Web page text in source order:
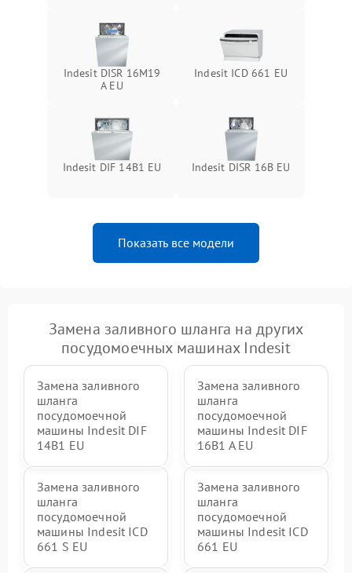
Indesit DISR 16M19
A EU
Indesit ICD 661 EU
Indesit DIF 14B1 EU Indesit DISR 16B EU
Показать все модели
Замена заливного шланга на других
посудомоечных машинах Indesit
Замена заливного
шланга
посудомоечной
машины Indesit DIF
14B1 EU
Замена заливного
шланга
посудомоечной
машины Indesit DIF
16B1 A EU
Замена заливного
шланга
посудомоечной
машины Indesit ICD
661 S EU
Замена заливного
шланга
посудомоечной
машины Indesit ICD
661 EU